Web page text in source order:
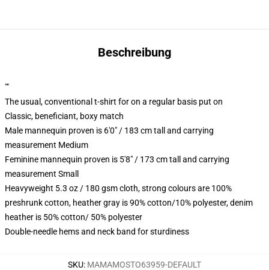
Beschreibung
""
The usual, conventional t-shirt for on a regular basis put on
Classic, beneficiant, boxy match
Male mannequin proven is 6'0" / 183 cm tall and carrying
measurement Medium
Feminine mannequin proven is 5'8" / 173 cm tall and carrying
measurement Small
Heavyweight 5.3 oz / 180 gsm cloth, strong colours are 100%
preshrunk cotton, heather gray is 90% cotton/10% polyester, denim
heather is 50% cotton/ 50% polyester
Double-needle hems and neck band for sturdiness
SKU: MAMAMOSTO63959-DEFAULT